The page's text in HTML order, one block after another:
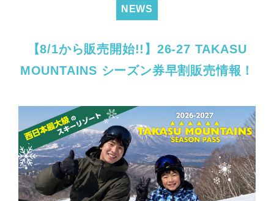
NEWS
【8/1から販売開始!!】26-27 TAKASU
MOUNTAINS シーズン券早割販売情報！